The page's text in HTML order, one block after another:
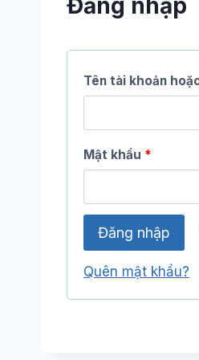
Đăng nhập
Tên tài khoản
Mật khẩu *
Đăng nhập
Quên mật khẩu?